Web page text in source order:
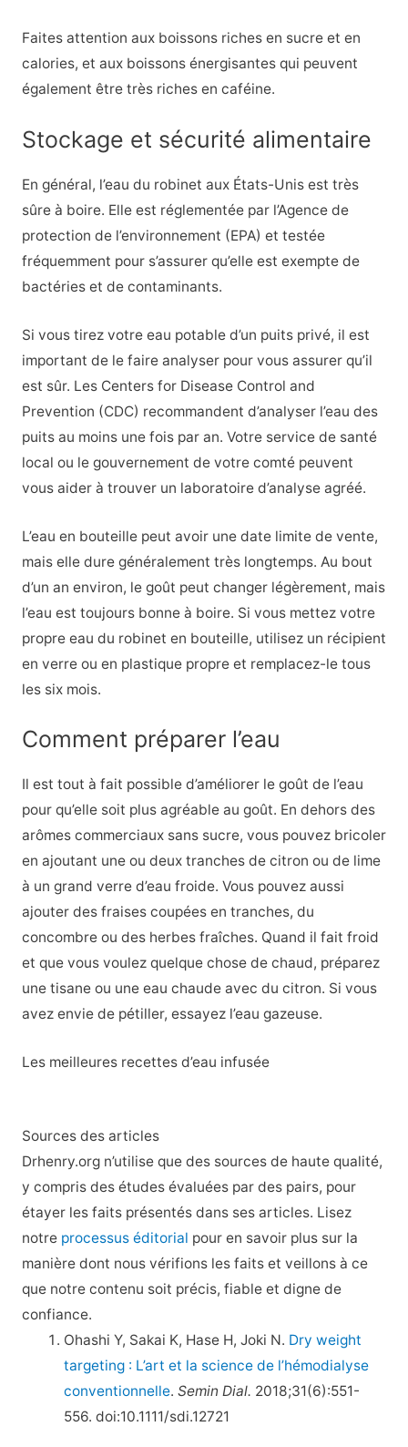
Faites attention aux boissons riches en sucre et en
calories, et aux boissons énergisantes qui peuvent
également être très riches en caféine.
Stockage et sécurité alimentaire
En général, l’eau du robinet aux États-Unis est très
sûre à boire. Elle est réglementée par l’Agence de
protection de l’environnement (EPA) et testée
fréquemment pour s’assurer qu’elle est exempte de
bactéries et de contaminants.
Si vous tirez votre eau potable d’un puits privé, il est
important de le faire analyser pour vous assurer qu’il
est sûr. Les Centers for Disease Control and
Prevention (CDC) recommandent d’analyser l’eau des
puits au moins une fois par an. Votre service de santé
local ou le gouvernement de votre comté peuvent
vous aider à trouver un laboratoire d’analyse agréé.
L’eau en bouteille peut avoir une date limite de vente,
mais elle dure généralement très longtemps. Au bout
d’un an environ, le goût peut changer légèrement, mais
l’eau est toujours bonne à boire. Si vous mettez votre
propre eau du robinet en bouteille, utilisez un récipient
en verre ou en plastique propre et remplacez-le tous
les six mois.
Comment préparer l’eau
Il est tout à fait possible d’améliorer le goût de l’eau
pour qu’elle soit plus agréable au goût. En dehors des
arômes commerciaux sans sucre, vous pouvez bricoler
en ajoutant une ou deux tranches de citron ou de lime
à un grand verre d’eau froide. Vous pouvez aussi
ajouter des fraises coupées en tranches, du
concombre ou des herbes fraîches. Quand il fait froid
et que vous voulez quelque chose de chaud, préparez
une tisane ou une eau chaude avec du citron. Si vous
avez envie de pétiller, essayez l’eau gazeuse.
Les meilleures recettes d’eau infusée
Sources des articles
Drhenry.org n’utilise que des sources de haute qualité,
y compris des études évaluées par des pairs, pour
étayer les faits présentés dans ses articles. Lisez
notre processus éditorial pour en savoir plus sur la
manière dont nous vérifions les faits et veillons à ce
que notre contenu soit précis, fiable et digne de
confiance.
Ohashi Y, Sakai K, Hase H, Joki N. Dry weight
targeting : L’art et la science de l’hémodialyse
conventionnelle.Semin Dial. 2018;31(6):551-
556. doi:10.1111/sdi.12721